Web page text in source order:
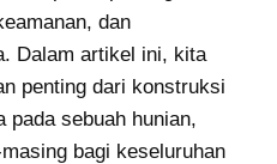
dan
Dalam artikel ini, kita
penting dari konstruksi
pada sebuah hunian,
bagi keseluruhan